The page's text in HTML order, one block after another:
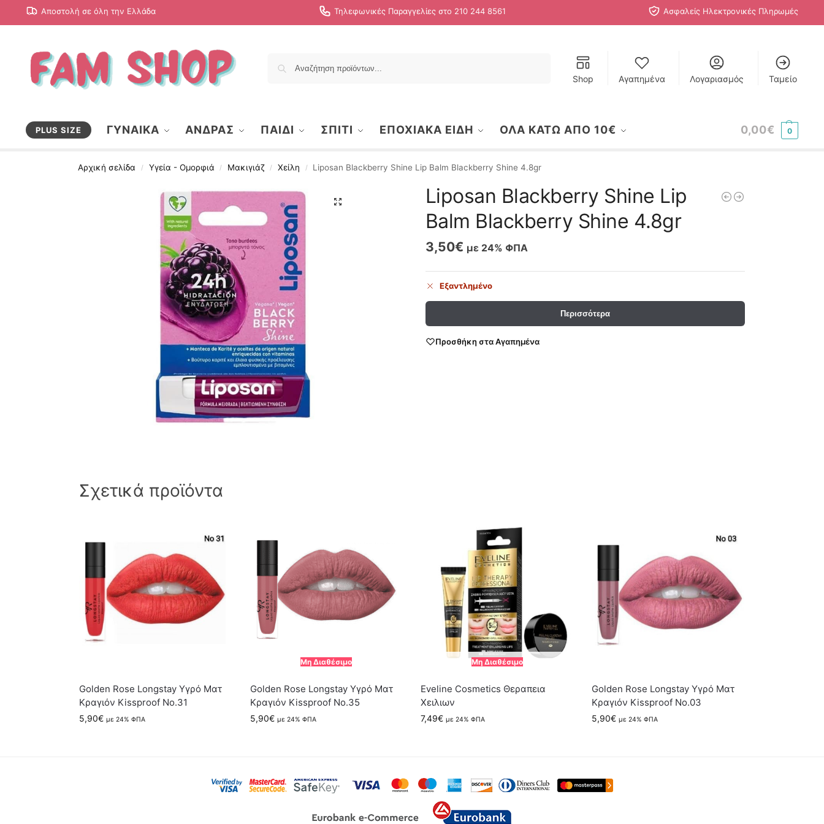
Αποστολή σε όλη την Ελλάδα Τηλεφωνικές Παραγγελίες στο 210 244 8561 Ασφαλείς Ηλεκτρονικές Πληρωμές
Shop Αγαπημένα Λογαριασμός Ταμείο
PLUS SIZE ΓΥΝΑΙΚΑ ΑΝΔΡΑΣ ΠΑΙΔΙ ΣΠΙΤΙ ΕΠΟΧΙΑΚΑ ΕΙΔΗ ΟΛΑ ΚΑΤΩ ΑΠΟ 10€ 0,00€ 0
Αρχική σελίδα / Υγεία - Ομορφιά / Μακιγιάζ / Χείλη / Liposan Blackberry Shine Lip Balm Blackberry Shine 4.8gr
Liposan Blackberry Shine Lip
Balm Blackberry Shine 4.8gr
3,50€ με 24% ΦΠΑ
Εξαντλημένο
Περισσότερα
Προσθήκη στα Αγαπημένα
Σχετικά προϊόντα
Golden Rose Longstay Υγρό Ματ
Κραγιόν Kissproof No.31
5,90€ με 24% ΦΠΑ
Μη Διαθέσιμο
Golden Rose Longstay Υγρό Ματ
Κραγιόν Kissproof No.35
5,90€ με 24% ΦΠΑ
Μη Διαθέσιμο
Eveline Cosmetics Θεραπεια
Χειλιων
7,49€ με 24% ΦΠΑ
Golden Rose Longstay Υγρό Ματ
Κραγιόν Kissproof No.03
5,90€ με 24% ΦΠΑ